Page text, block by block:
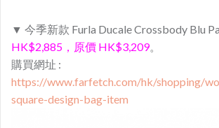
▼ 今季新款 Furla Ducale Crossbody Blu
HK$2,885，原價 HK$3,209。
購買網址 :
https://www.farfetch.com/hk/shopping/
square-design-bag-item